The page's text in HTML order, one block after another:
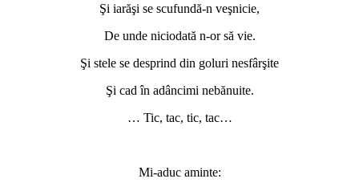
Şi iarăşi se scufundă-n veşnicie,
De unde niciodată n-or să vie.
Şi stele se desprind din goluri nesfârşite
Şi cad în adâncimi nebănuite.
… Tic, tac, tic, tac…
Mi-aduc aminte: